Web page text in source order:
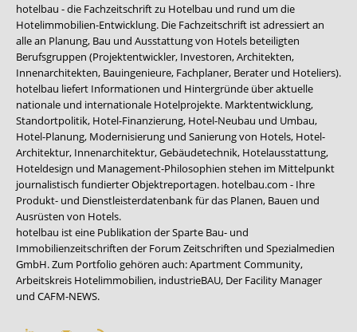
hotelbau - die Fachzeitschrift zu Hotelbau und rund um die
Hotelimmobilien-Entwicklung. Die Fachzeitschrift ist adressiert an
alle an Planung, Bau und Ausstattung von Hotels beteiligten
Berufsgruppen (Projektentwickler, Investoren, Architekten,
Innenarchitekten, Bauingenieure, Fachplaner, Berater und Hoteliers).
hotelbau liefert Informationen und Hintergründe über aktuelle
nationale und internationale Hotelprojekte. Marktentwicklung,
Standortpolitik, Hotel-Finanzierung, Hotel-Neubau und Umbau,
Hotel-Planung, Modernisierung und Sanierung von Hotels, Hotel-
Architektur, Innenarchitektur, Gebäudetechnik, Hotelausstattung,
Hoteldesign und Management-Philosophien stehen im Mittelpunkt
journalistisch fundierter Objektreportagen. hotelbau.com - Ihre
Produkt- und Dienstleisterdatenbank für das Planen, Bauen und
Ausrüsten von Hotels.
hotelbau ist eine Publikation der Sparte Bau- und
Immobilienzeitschriften der Forum Zeitschriften und Spezialmedien
GmbH. Zum Portfolio gehören auch:Apartment Community,
Arbeitskreis Hotelimmobilien, industrieBAU, Der Facility Manager
und CAFM-NEWS.